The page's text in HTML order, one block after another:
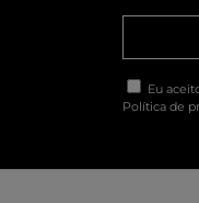
Eu
Política de